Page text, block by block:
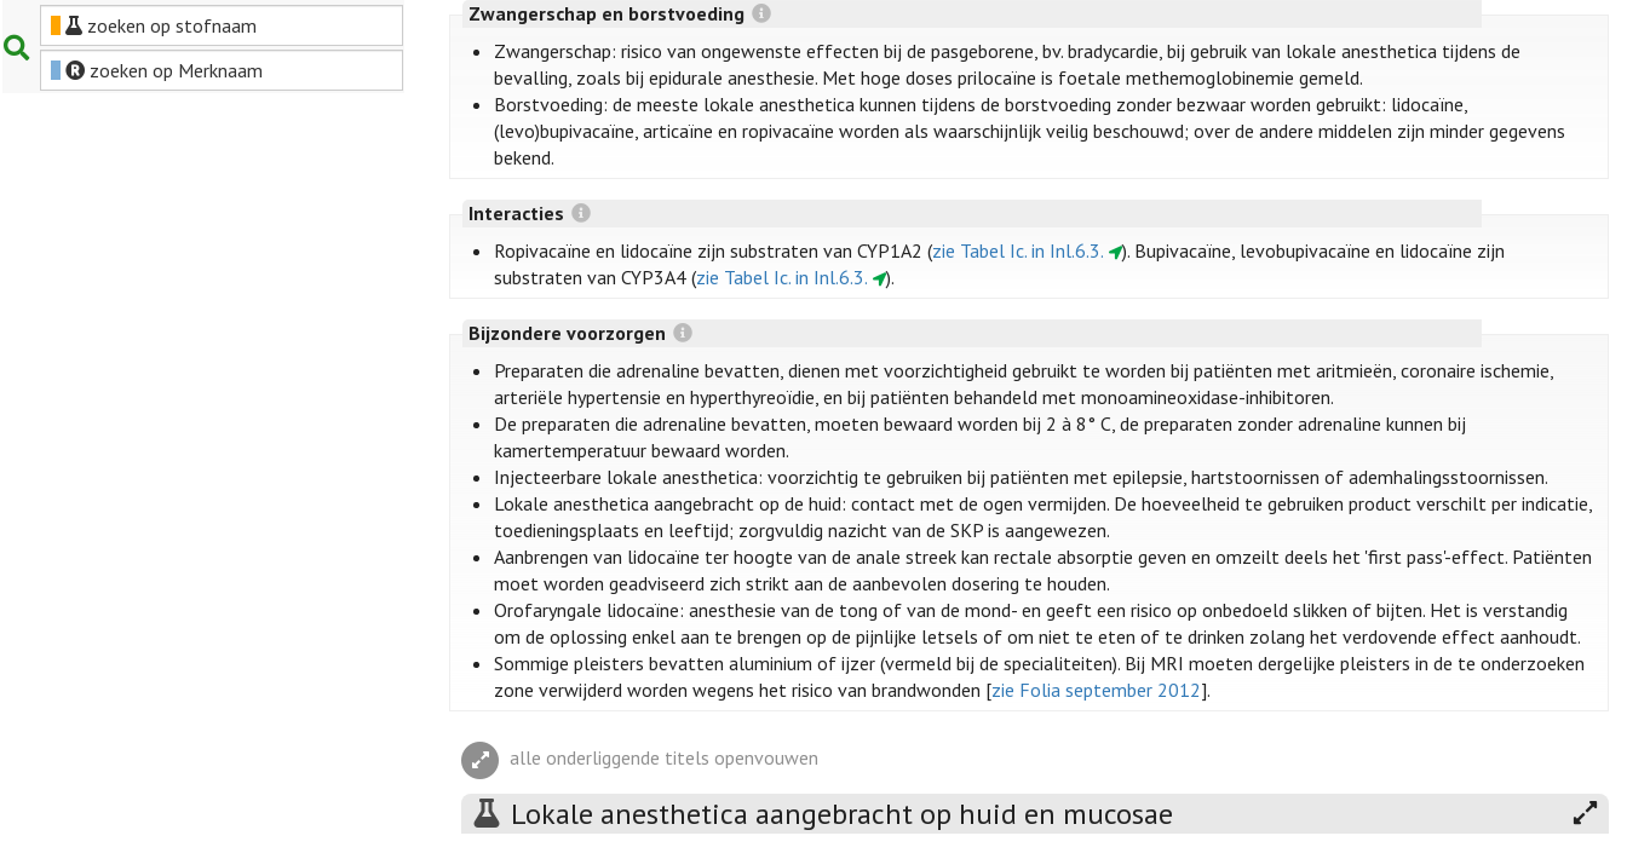
zoeken op stofnaam
zoeken op Merknaam
Zwangerschap en borstvoeding
Zwangerschap: risico van ongewenste effecten bij de pasgeborene, bv. bradycardie, bij gebruik van lokale anesthetica tijdens de
bevalling, zoals bij epidurale anesthesie. Met hoge doses prilocaïne is foetale methemoglobinemie gemeld.
Borstvoeding: de meeste lokale anesthetica kunnen tijdens de borstvoeding zonder bezwaar worden gebruikt: lidocaïne,
(levo)bupivacaïne, articaïne en ropivacaïne worden als waarschijnlijk veilig beschouwd; over de andere middelen zijn minder gegevens
bekend.
Interacties
Ropivacaïne en lidocaïne zijn substraten van CYP1A2 (zie Tabel Ic. in Inl.6.3.
). Bupivacaïne, levobupivacaïne en lidocaïne zijn
substraten van CYP3A4 (zie Tabel Ic. in Inl.6.3. ).
Bijzondere voorzorgen
Preparaten die adrenaline bevatten, dienen met voorzichtigheid gebruikt te worden bij patiënten met aritmieën, coronaire ischemie,
arteriële hypertensie en hyperthyreoïdie, en bij patiënten behandeld met monoamineoxidase-inhibitoren.
De preparaten die adrenaline bevatten, moeten bewaard worden bij 2 à 8° C, de preparaten zonder adrenaline kunnen bij
kamertemperatuur bewaard worden.
Injecteerbare lokale anesthetica: voorzichtig te gebruiken bij patiënten met epilepsie, hartstoornissen of ademhalingsstoornissen.
Lokale anesthetica aangebracht op de huid: contact met de ogen vermijden. De hoeveelheid te gebruiken product verschilt per indicatie,
toedieningsplaats en leeftijd; zorgvuldig nazicht van de SKP is aangewezen.
Aanbrengen van lidocaïne ter hoogte van de anale streek kan rectale absorptie geven en omzeilt deels het 'first pass'-effect. Patiënten
moet worden geadviseerd zich strikt aan de aanbevolen dosering te houden.
Orofaryngale lidocaïne: anesthesie van de tong of van de mond- en geeft een risico op onbedoeld slikken of bijten. Het is verstandig
om de oplossing enkel aan te brengen op de pijnlijke letsels of om niet te eten of te drinken zolang het verdovende effect aanhoudt.
Sommige pleisters bevatten aluminium of ijzer (vermeld bij de specialiteiten). Bij MRI moeten dergelijke pleisters in de te onderzoeken
zone verwijderd worden wegens het risico van brandwonden [zie Folia september 2012].
alle onderliggende titels openvouwen
Lokale anesthetica aangebracht op huid en mucosae